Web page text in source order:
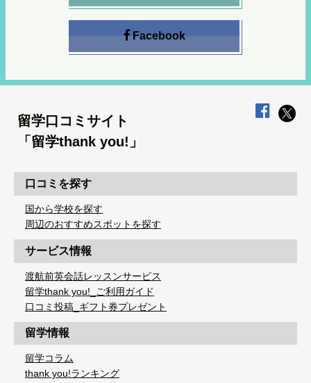
Facebook
留学口コミサイト
「留学thank you!」
口コミを探す
国から学校を探す
周辺のおすすめスポットを探す
サービス情報
渡航前英会話レッスンサービス
留学thank you!_ご利用ガイド
口コミ投稿_ギフト券プレゼント
留学情報
留学コラム
thank you!ランキング